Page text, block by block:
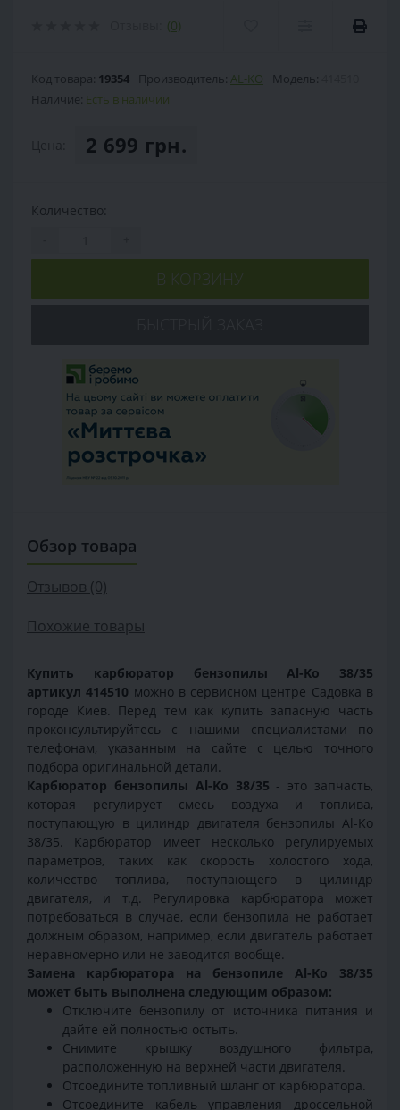
(0)
Код товара: 19354 Производитель: AL-KO Модель:
Наличие: Есть в наличии
2 699 грн.
Количество:
В КОРЗИНУ
Обзор товара
Отзывов (0)
Похожие товары
Купить карбюратор бензопилы Al-Ko 38/35
артикул 414510 можно в сервисном центре Садовка в
городе Киев. Перед тем как купить запасную часть
проконсультируйтесь с нашими специалистами по
телефонам, указанным на сайте с целью точного
подбора оригинальной детали.
Карбюратор бензопилы Al-Ko 38/35 - это запчасть,
которая регулирует смесь воздуха и топлива,
поступающую в цилиндр двигателя бензопилы Al-Ko
38/35. Карбюратор имеет несколько регулируемых
параметров, таких как скорость холостого хода,
количество топлива, поступающего в цилиндр
двигателя, и т.д. Регулировка карбюратора может
потребоваться в случае, если бензопила не работает
должным образом, например, если двигатель работает
неравномерно или не заводится вообще.
Замена карбюратора на бензопиле Al-Ko 38/35
может быть выполнена следующим образом:
Отключите бензопилу от источника питания и
дайте ей полностью остыть.
Снимите крышку воздушного фильтра,
расположенную на верхней части двигателя.
Отсоедините топливный шланг от карбюратора.
Отсоедините кабель управления дроссельной